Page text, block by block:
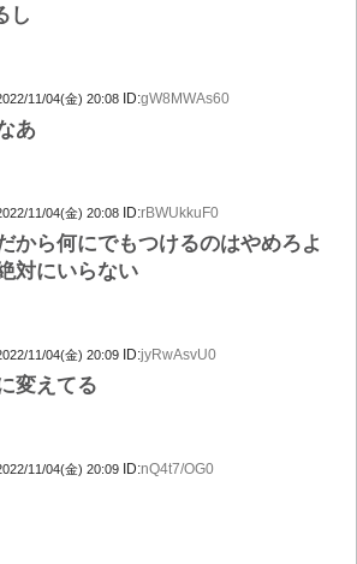
し
11/04(金) 20:08 ID:gW8MWAs60
あ
11/04(金) 20:08 ID:rBWUkkuF0
から何にでもつけるのはやめろよ
対にいらない
11/04(金) 20:09 ID:jyRwAsvU0
変えてる
11/04(金) 20:09 ID:nQ4t7/OG0